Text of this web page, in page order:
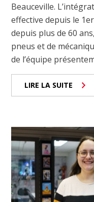
Beauceville.
effective depuis le
depuis plus de 60
pneus et de
de l’équipe
LIRE LA SUITE